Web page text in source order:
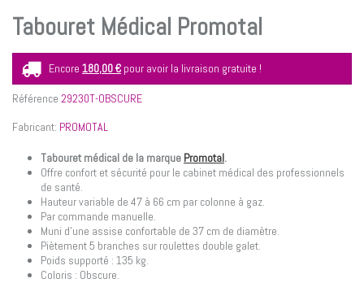
Tabouret Médical Promotal
Encore 180,00 € pour avoir la livraison gratuite !
Référence 29230T-OBSCURE
Fabricant: PROMOTAL
Tabouret médical de la marque Promotal.
Offre confort et sécurité pour le cabinet médical des professionnels
de santé.
Hauteur variable de 47 à 66 cm par colonne à gaz.
Par commande manuelle.
Muni d'une assise confortable de 37 cm de diamètre.
Piètement 5 branches sur roulettes double galet.
Poids supporté : 135 kg.
Coloris : Obscure.